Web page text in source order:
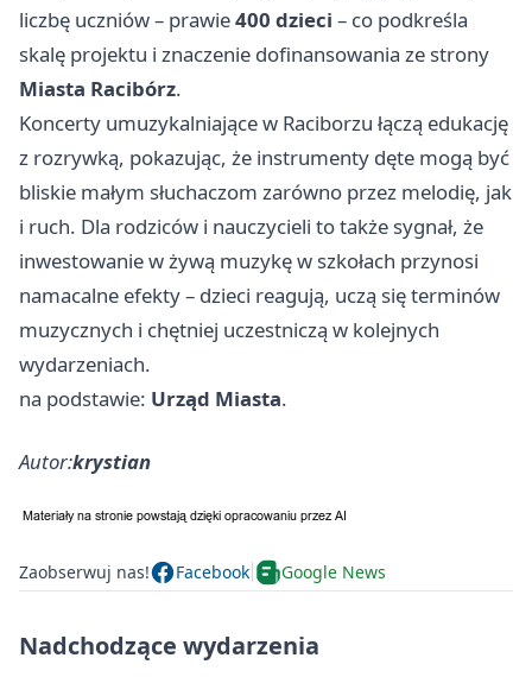
liczbę uczniów – prawie400 dzieci – co podkreśla
skalę projektu i znaczenie dofinansowania ze strony
Miasta Racibórz.
Koncerty umuzykalniające w Raciborzu łączą edukację
z rozrywką, pokazując, że instrumenty dęte mogą być
bliskie małym słuchaczom zarówno przez melodię, jak
i ruch. Dla rodziców i nauczycieli to także sygnał, że
inwestowanie w żywą muzykę w szkołach przynosi
namacalne efekty – dzieci reagują, uczą się terminów
muzycznych i chętniej uczestniczą w kolejnych
wydarzeniach.
na podstawie: Urząd Miasta.
Autor:krystian
Zaobserwuj nas! Facebook Google News
Nadchodzące wydarzenia